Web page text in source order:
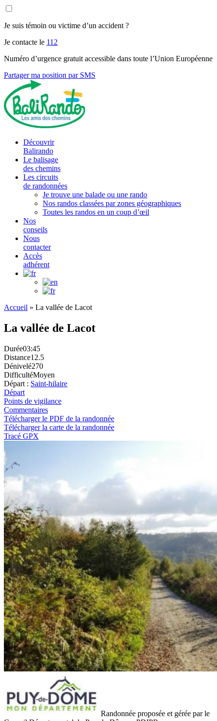
Je suis témoin ou victime d’un accident ?
Je contacte le 112
Numéro d’urgence gratuit accessible dans toute l’Union Européenne
Partager ma position par SMS
Découvrir
Balirando
Le balisage
des chemins
Les circuits
de randonnées
Je trouve une balade ou une rando
Nos randos classées par zones géographiques
Toutes les randos en un coup d’œil
Nos
conseils
Nous
contacter
Accès
adhérent
Accueil » La vallée de Lacot
La vallée de Lacot
Durée03:45
Distance12.5
Dénivelé270
DifficultéMoyen
Départ : Saint-hilaire
Départ
Points de vigilance
Commentaires
Télécharger le PDF de la randonnée
Télécharger la carte de la randonnée
Tracé GPX
Randonnée proposée et gérée par le